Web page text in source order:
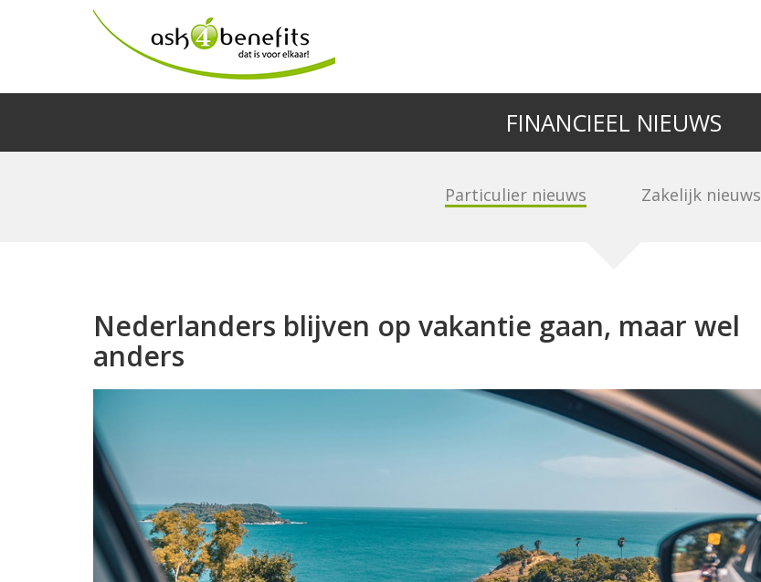
FINANCIEEL NIEUWS
Particulier nieuws Zakelijk nieuws
Nederlanders blijven op vakantie gaan, maar wel
anders